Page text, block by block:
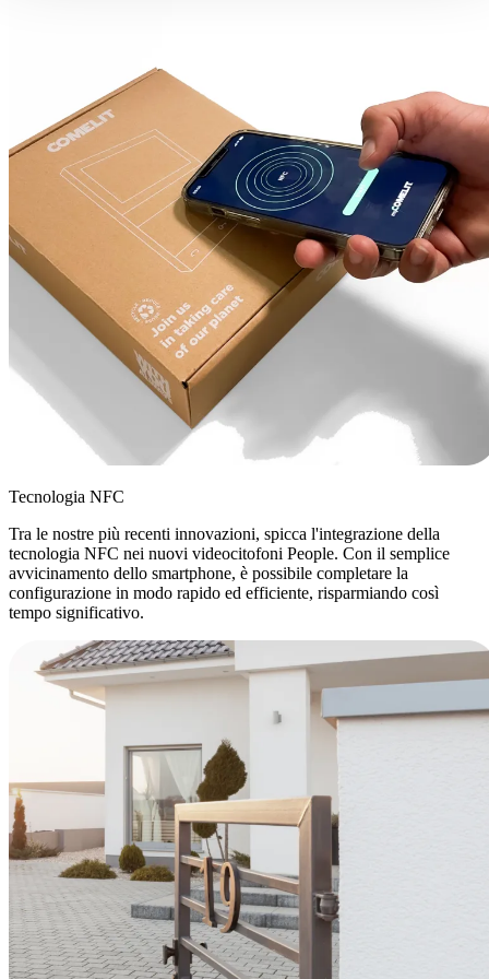
Tecnologia NFC
Tra le nostre più recenti innovazioni, spicca l'integrazione della
tecnologia NFC nei nuovi videocitofoni People. Con il semplice
avvicinamento dello smartphone, è possibile completare la
configurazione in modo rapido ed efficiente, risparmiando così
tempo significativo.